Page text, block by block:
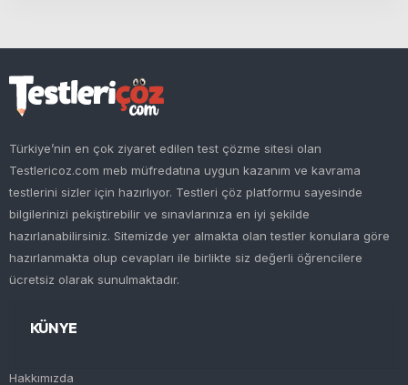
Türkiye’nin en çok ziyaret edilen test çözme sitesi olan
Testlericoz.com meb müfredatına uygun kazanım ve kavrama
testlerini sizler için hazırlıyor. Testleri çöz platformu sayesinde
bilgilerinizi pekiştirebilir ve sınavlarınıza en iyi şekilde
hazırlanabilirsiniz. Sitemizde yer almakta olan testler konulara göre
hazırlanmakta olup cevapları ile birlikte siz değerli öğrencilere
ücretsiz olarak sunulmaktadır.
KÜNYE
Hakkımızda